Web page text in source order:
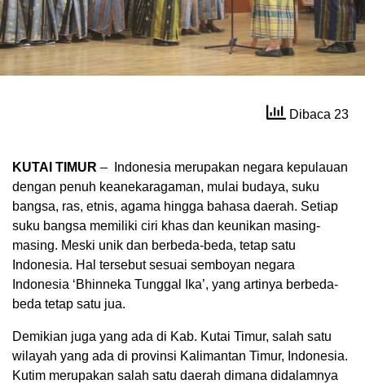
Dibaca 23
KUTAI TIMUR – Indonesia merupakan negara kepulauan
dengan penuh keanekaragaman, mulai budaya, suku
bangsa, ras, etnis, agama hingga bahasa daerah. Setiap
suku bangsa memiliki ciri khas dan keunikan masing-
masing. Meski unik dan berbeda-beda, tetap satu
Indonesia. Hal tersebut sesuai semboyan negara
Indonesia ‘Bhinneka Tunggal Ika’, yang artinya berbeda-
beda tetap satu jua.
Demikian juga yang ada di Kab. Kutai Timur, salah satu
wilayah yang ada di provinsi Kalimantan Timur, Indonesia.
Kutim merupakan salah satu daerah dimana didalamnya